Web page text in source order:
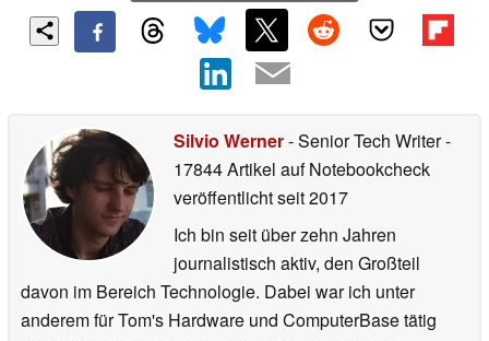
Silvio Werner- Senior Tech Writer-
17844 Artikel auf Notebookcheck
veröffentlichtseit 2017
Ich bin seit über zehn Jahren
journalistisch aktiv, den Großteil
davon im Bereich Technologie. Dabei war ich unter
anderem für Tom's Hardware und ComputerBase tätig